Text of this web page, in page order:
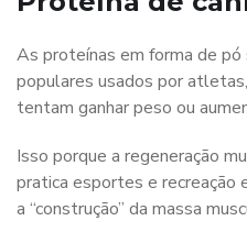
As proteínas em forma de
populares usados ​​por
tentam ganhar peso ou
Isso porque a regeneração
pratica esportes e recreação
a “construção” da massa